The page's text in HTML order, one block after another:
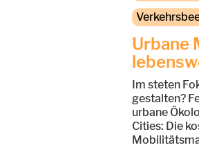
Urbane
Im steten
gestalten?
urbane
Cities: Die